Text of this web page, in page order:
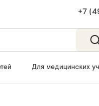
+7
Для медицинских